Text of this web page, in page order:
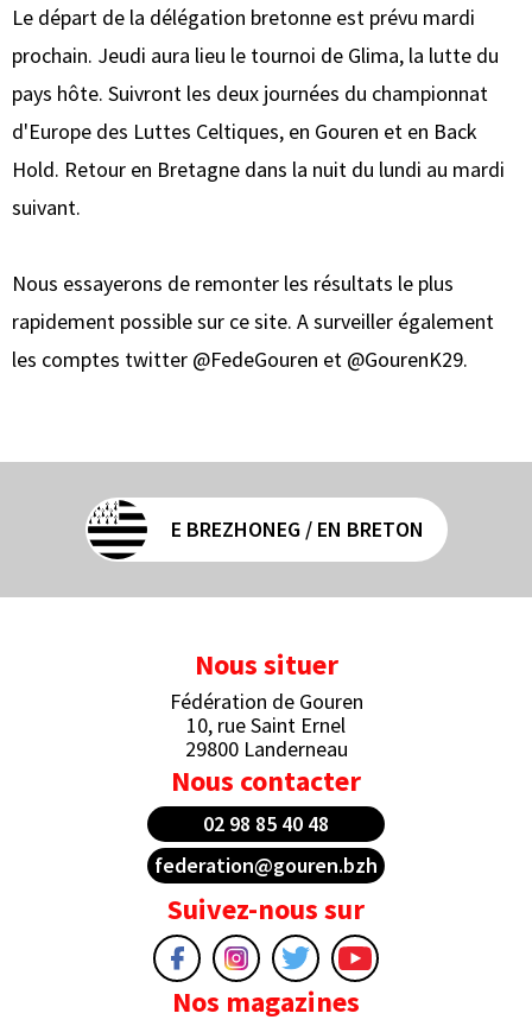
Le départ de la délégation bretonne est prévu mardi
prochain. Jeudi aura lieu le tournoi de Glima, la lutte du
pays hôte. Suivront les deux journées du championnat
d'Europe des Luttes Celtiques, en Gouren et en Back
Hold. Retour en Bretagne dans la nuit du lundi au mardi
suivant.
Nous essayerons de remonter les résultats le plus
rapidement possible sur ce site. A surveiller également
les comptes twitter @FedeGouren et @GourenK29.
E BREZHONEG / EN BRETON
Nous situer
Fédération de Gouren
10, rue Saint Ernel
29800 Landerneau
Nous contacter
02 98 85 40 48
federation@gouren.bzh
Suivez-nous sur
Nos magazines